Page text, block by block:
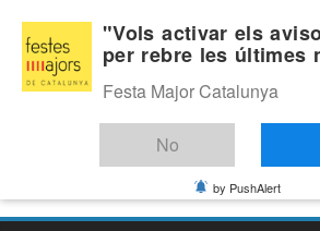
content
Divendres, agost 7,
Última:
"Vols activar els
per rebre les últimes
Festa Major Catalunya
No
by PushAlert